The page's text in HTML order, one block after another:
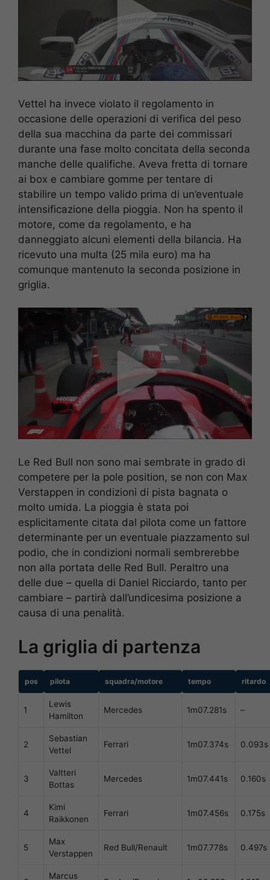
Vettel ha invece violato il regolamento in
occasione delle operazioni di verifica del peso
della sua macchina da parte dei commissari
durante una fase molto concitata della seconda
manche delle qualifiche. Aveva fretta di tornare
ai box e cambiare gomme per tentare di
stabilire un tempo valido prima di un’eventuale
intensificazione della pioggia. Non ha spento il
motore, come da regolamento, e ha
danneggiato alcuni elementi della bilancia. Ha
ricevuto una multa (25 mila euro) ma ha
comunque mantenuto la seconda posizione in
griglia.
Le Red Bull non sono mai sembrate in grado di
competere per la pole position, se non con Max
Verstappen in condizioni di pista bagnata o
molto umida. La pioggia è stata poi
esplicitamente citata dal pilota come un fattore
determinante per un eventuale piazzamento sul
podio, che in condizioni normali sembrerebbe
non alla portata delle Red Bull. Peraltro una
delle due – quella di Daniel Ricciardo, tanto per
cambiare – partirà dall’undicesima posizione a
causa di una penalità.
La griglia di partenza
pos pilota squadra/motore tempo ritardo
1
Lewis
Hamilton
Mercedes 1m07.281s –
2
Sebastian
Vettel
Ferrari 1m07.374s 0.093s
3
Valtteri
Bottas
Mercedes 1m07.441s 0.160s
4
Kimi
Raikkonen
Ferrari 1m07.456s 0.175s
5
Max
Verstappen
Red Bull/Renault 1m07.778s 0.497s
Marcus